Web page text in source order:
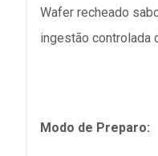
Wafer recheado
ingestão controlada
Modo de Preparo: